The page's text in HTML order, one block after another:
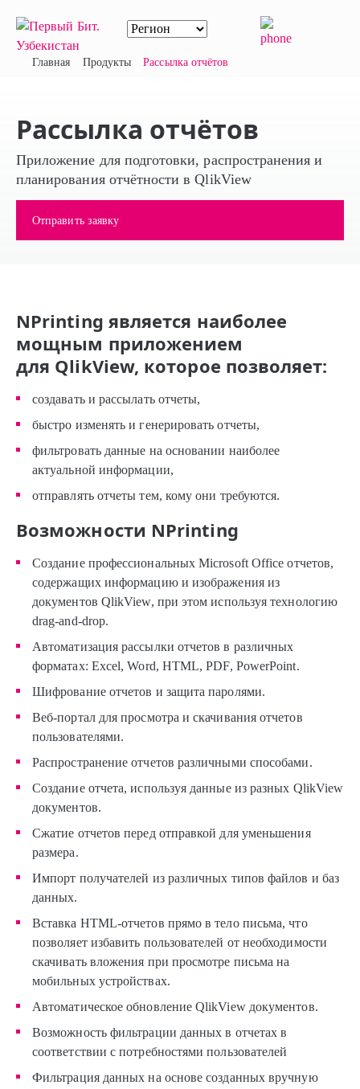
Главная Продукты Рассылка отчётов
Рассылка отчётов
Приложение для подготовки, распространения и
планирования отчётности в QlikView
Отправить заявку
NPrinting является наиболее
мощным приложением
для QlikView, которое позволяет:
создавать и рассылать отчеты,
быстро изменять и генерировать отчеты,
фильтровать данные на основании наиболее
актуальной информации,
отправлять отчеты тем, кому они требуются.
Возможности NPrinting
Создание профессиональных Microsoft Office отчетов,
содержащих информацию и изображения из
документов QlikView, при этом используя технологию
drag-and-drop.
Автоматизация рассылки отчетов в различных
форматах: Excel, Word, HTML, PDF, PowerPoint.
Шифрование отчетов и защита паролями.
Веб-портал для просмотра и скачивания отчетов
пользователями.
Распространение отчетов различными способами.
Создание отчета, используя данные из разных QlikView
документов.
Cжатие отчетов перед отправкой для уменьшения
размера.
Импорт получателей из различных типов файлов и баз
данных.
Вставка HTML-отчетов прямо в тело письма, что
позволяет избавить пользователей от необходимости
скачивать вложения при просмотре письма на
мобильных устройствах.
Автоматическое обновление QlikView документов.
Возможность фильтрации данных в отчетах в
соответствии с потребностями пользователей
Фильтрация данных на основе созданных вручную